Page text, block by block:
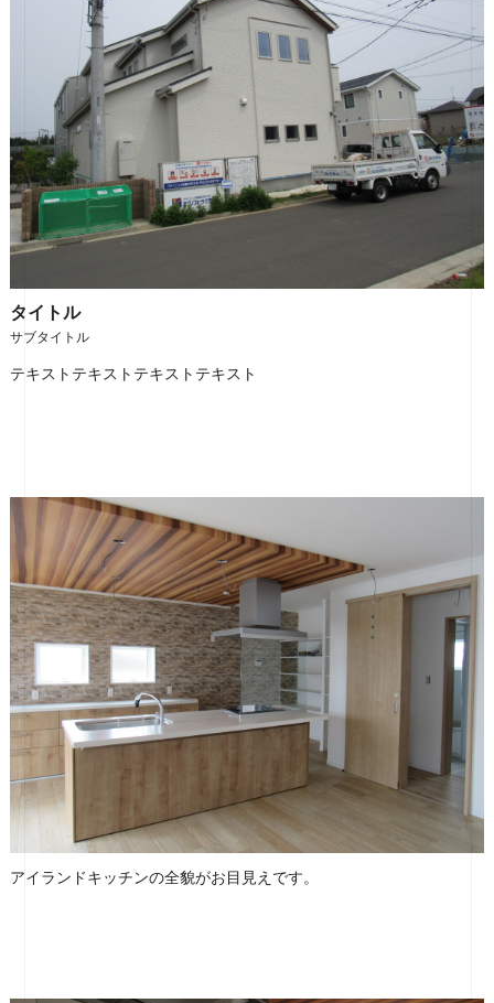
タイトル
サブタイトル
テキストテキストテキストテキスト
アイランドキッチンの全貌がお目見えです。